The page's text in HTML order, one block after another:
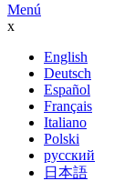
Menú
x
English
Deutsch
Español
Français
Italiano
Polski
русский
日本語